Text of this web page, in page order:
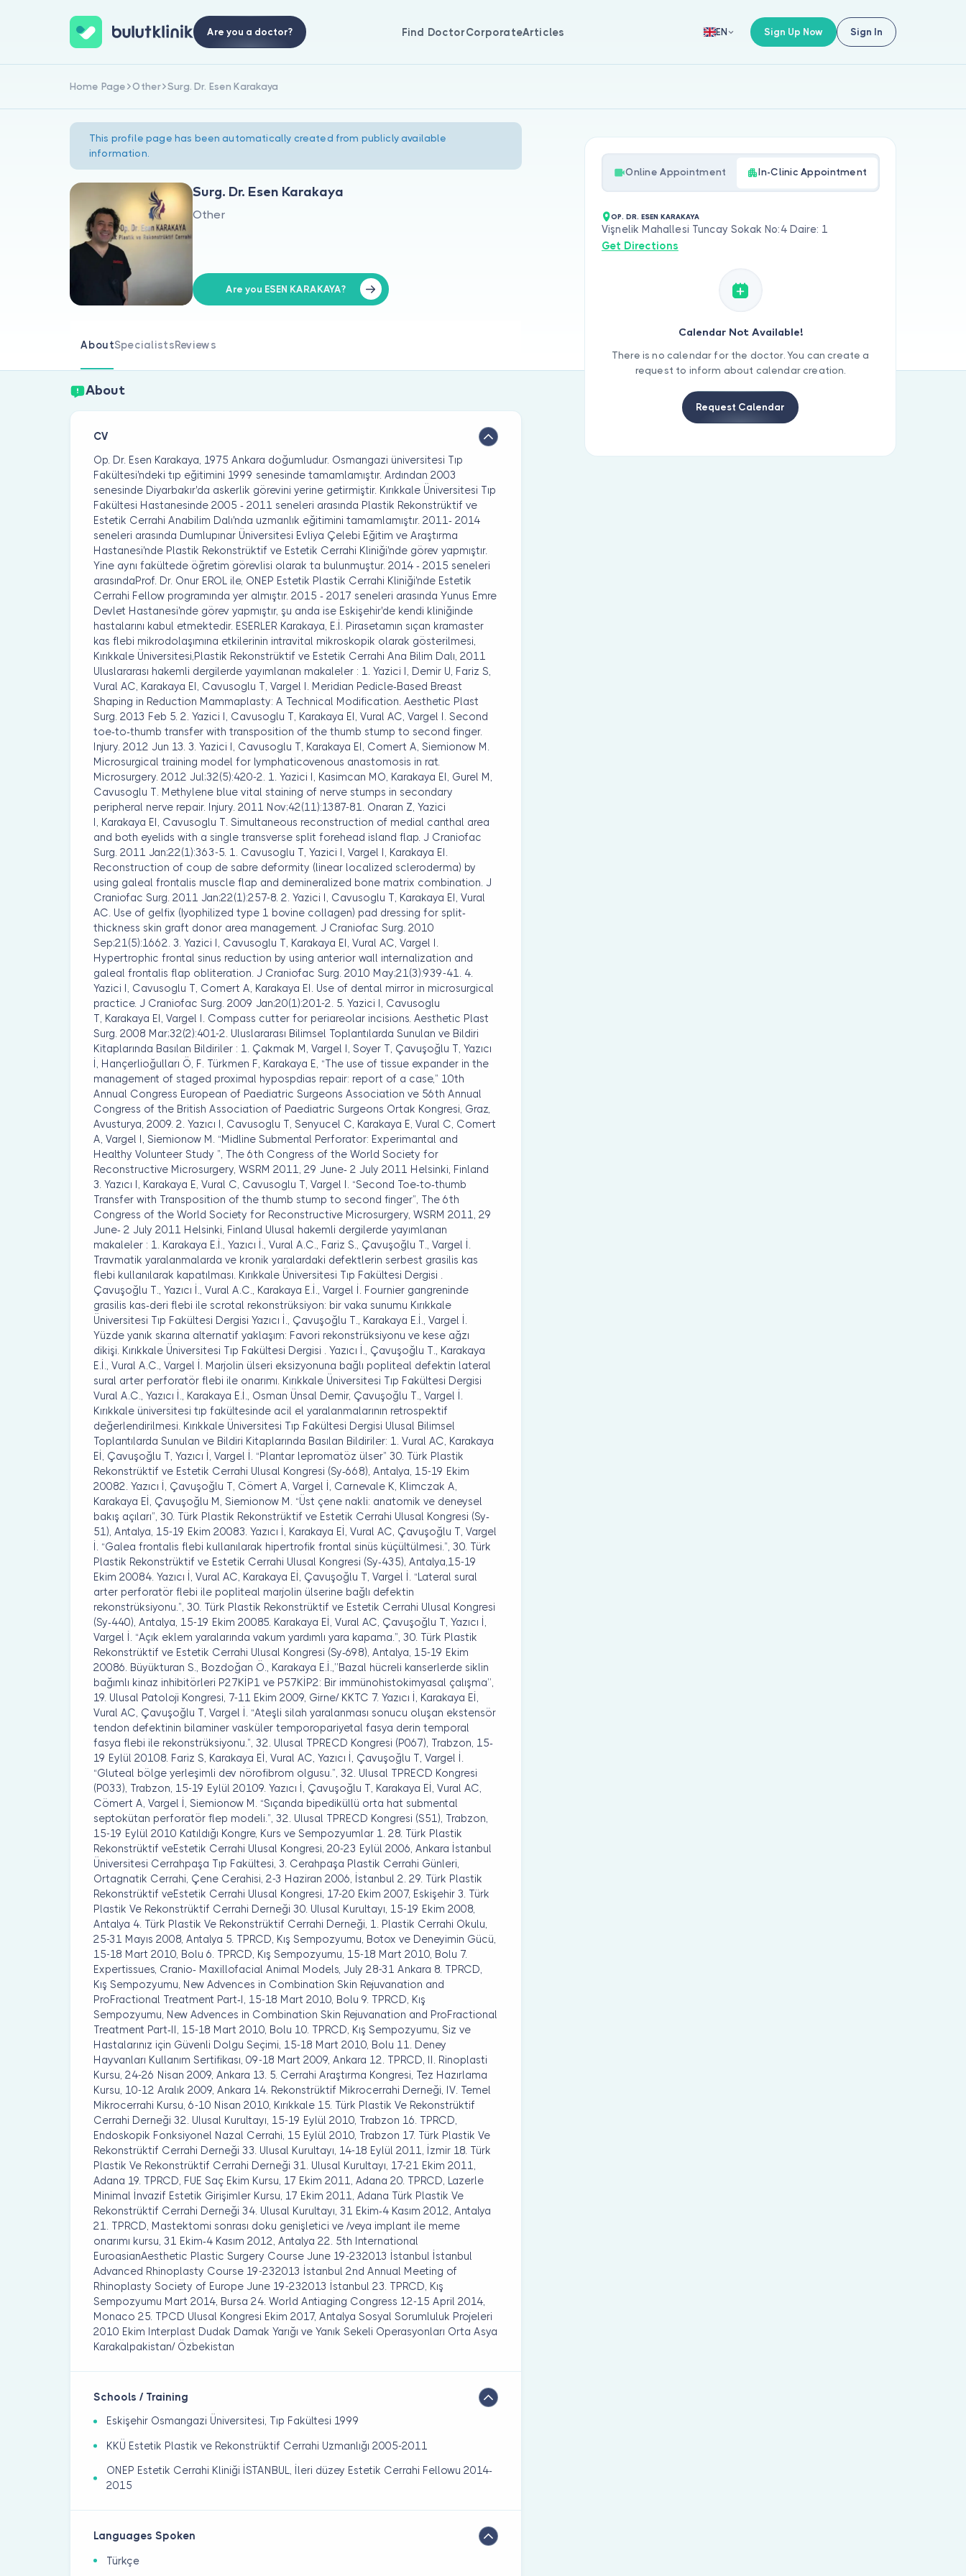
Are you a doctor? Find DoctorCorporateArticles EN Sign Up Now Sign In
Home Page Other Surg. Dr. Esen Karakaya
This profile page has been automatically created from publicly available
information.
Surg. Dr. Esen Karakaya
Other
Are you ESEN KARAKAYA?
AboutSpecialistsReviews
About
CV
Op. Dr. Esen Karakaya, 1975 Ankara doğumludur. Osmangazi üniversitesi Tıp
Fakültesi'ndeki tıp eğitimini 1999 senesinde tamamlamıştır. Ardından 2003
senesinde Diyarbakır'da askerlik görevini yerine getirmiştir. Kırıkkale Üniversitesi Tıp
Fakültesi Hastanesinde 2005 - 2011 seneleri arasında Plastik Rekonstrüktif ve
Estetik Cerrahi Anabilim Dalı'nda uzmanlık eğitimini tamamlamıştır. 2011- 2014
seneleri arasında Dumlupınar Üniversitesi Evliya Çelebi Eğitim ve Araştırma
Hastanesi'nde Plastik Rekonstrüktif ve Estetik Cerrahi Kliniği'nde görev yapmıştır.
Yine aynı fakültede öğretim görevlisi olarak ta bulunmuştur. 2014 - 2015 seneleri
arasındaProf. Dr. Onur EROL ile, ONEP Estetik Plastik Cerrahi Kliniği'nde Estetik
Cerrahi Fellow programında yer almıştır. 2015 - 2017 seneleri arasında Yunus Emre
Devlet Hastanesi'nde görev yapmıştır, şu anda ise Eskişehir'de kendi kliniğinde
hastalarını kabul etmektedir. ESERLER Karakaya, E.İ. Pirasetamın sıçan kramaster
kas flebi mikrodolaşımına etkilerinin intravital mikroskopik olarak gösterilmesi,
Kırıkkale Üniversitesi,Plastik Rekonstrüktif ve Estetik Cerrahi Ana Bilim Dalı, 2011
Uluslararası hakemli dergilerde yayımlanan makaleler : 1. Yazici I, Demir U, Fariz S,
Vural AC, Karakaya EI, Cavusoglu T, Vargel I. Meridian Pedicle-Based Breast
Shaping in Reduction Mammaplasty: A Technical Modification. Aesthetic Plast
Surg. 2013 Feb 5. 2. Yazici I, Cavusoglu T, Karakaya EI, Vural AC, Vargel I. Second
toe-to-thumb transfer with transposition of the thumb stump to second finger.
Injury. 2012 Jun 13. 3. Yazici I, Cavusoglu T, Karakaya EI, Comert A, Siemionow M.
Microsurgical training model for lymphaticovenous anastomosis in rat.
Microsurgery. 2012 Jul;32(5):420-2. 1. Yazici I, Kasimcan MO, Karakaya EI, Gurel M,
Cavusoglu T. Methylene blue vital staining of nerve stumps in secondary
peripheral nerve repair. Injury. 2011 Nov;42(11):1387-81. Onaran Z, Yazici
I, Karakaya EI, Cavusoglu T. Simultaneous reconstruction of medial canthal area
and both eyelids with a single transverse split forehead island flap. J Craniofac
Surg. 2011 Jan;22(1):363-5. 1. Cavusoglu T, Yazici I, Vargel I, Karakaya EI.
Reconstruction of coup de sabre deformity (linear localized scleroderma) by
using galeal frontalis muscle flap and demineralized bone matrix combination. J
Craniofac Surg. 2011 Jan;22(1):257-8. 2. Yazici I, Cavusoglu T, Karakaya EI, Vural
AC. Use of gelfix (lyophilized type 1 bovine collagen) pad dressing for split-
thickness skin graft donor area management. J Craniofac Surg. 2010
Sep;21(5):1662. 3. Yazici I, Cavusoglu T, Karakaya EI, Vural AC, Vargel I.
Hypertrophic frontal sinus reduction by using anterior wall internalization and
galeal frontalis flap obliteration. J Craniofac Surg. 2010 May;21(3):939-41. 4.
Yazici I, Cavusoglu T, Comert A, Karakaya EI. Use of dental mirror in microsurgical
practice. J Craniofac Surg. 2009 Jan;20(1):201-2. 5. Yazici I, Cavusoglu
T, Karakaya EI, Vargel I. Compass cutter for periareolar incisions. Aesthetic Plast
Surg. 2008 Mar;32(2):401-2. Uluslararası Bilimsel Toplantılarda Sunulan ve Bildiri
Kitaplarında Basılan Bildiriler : 1. Çakmak M, Vargel I, Soyer T, Çavuşoğlu T, Yazıcı
İ, Hançerlioğulları Ö, F. Türkmen F, Karakaya E, “The use of tissue expander in the
management of staged proximal hypospdias repair: report of a case,” 10th
Annual Congress European of Paediatric Surgeons Association ve 56th Annual
Congress of the British Association of Paediatric Surgeons Ortak Kongresi, Graz,
Avusturya, 2009. 2. Yazıcı I, Cavusoglu T, Senyucel C, Karakaya E, Vural C, Comert
A, Vargel I, Siemionow M. “Midline Submental Perforator: Experimantal and
Healthy Volunteer Study ”, The 6th Congress of the World Society for
Reconstructive Microsurgery, WSRM 2011, 29 June- 2 July 2011 Helsinki, Finland
3. Yazıcı I, Karakaya E, Vural C, Cavusoglu T, Vargel I. “Second Toe-to-thumb
Transfer with Transposition of the thumb stump to second finger”, The 6th
Congress of the World Society for Reconstructive Microsurgery, WSRM 2011, 29
June- 2 July 2011 Helsinki, Finland Ulusal hakemli dergilerde yayımlanan
makaleler : 1. Karakaya E.İ., Yazıcı İ., Vural A.C., Fariz S., Çavuşoğlu T., Vargel İ.
Travmatik yaralanmalarda ve kronik yaralardaki defektlerin serbest grasilis kas
flebi kullanılarak kapatılması. Kırıkkale Üniversitesi Tıp Fakültesi Dergisi .
Çavuşoğlu T., Yazıcı İ., Vural A.C., Karakaya E.İ., Vargel İ. Fournier gangreninde
grasilis kas-deri flebi ile scrotal rekonstrüksiyon: bir vaka sunumu Kırıkkale
Üniversitesi Tıp Fakültesi Dergisi Yazıcı İ., Çavuşoğlu T., Karakaya E.İ., Vargel İ.
Yüzde yanık skarına alternatif yaklaşım: Favori rekonstrüksiyonu ve kese ağzı
dikişi. Kırıkkale Üniversitesi Tıp Fakültesi Dergisi . Yazıcı İ., Çavuşoğlu T., Karakaya
E.İ., Vural A.C., Vargel İ. Marjolin ülseri eksizyonuna bağlı popliteal defektin lateral
sural arter perforatör flebi ile onarımı. Kırıkkale Üniversitesi Tıp Fakültesi Dergisi
Vural A.C., Yazıcı İ., Karakaya E.İ., Osman Ünsal Demir, Çavuşoğlu T., Vargel İ.
Kırıkkale üniversitesi tıp fakültesinde acil el yaralanmalarının retrospektif
değerlendirilmesi. Kırıkkale Üniversitesi Tıp Fakültesi Dergisi Ulusal Bilimsel
Toplantılarda Sunulan ve Bildiri Kitaplarında Basılan Bildiriler: 1. Vural AC, Karakaya
Eİ, Çavuşoğlu T, Yazıcı İ, Vargel İ. “Plantar lepromatöz ülser” 30. Türk Plastik
Rekonstrüktif ve Estetik Cerrahi Ulusal Kongresi (Sy-668), Antalya, 15-19 Ekim
20082. Yazıcı İ, Çavuşoğlu T, Cömert A, Vargel İ, Carnevale K, Klimczak A,
Karakaya Eİ, Çavuşoğlu M, Siemionow M. “Üst çene nakli: anatomik ve deneysel
bakış açıları”, 30. Türk Plastik Rekonstrüktif ve Estetik Cerrahi Ulusal Kongresi (Sy-
51), Antalya, 15-19 Ekim 20083. Yazıcı İ, Karakaya Eİ, Vural AC, Çavuşoğlu T, Vargel
İ. “Galea frontalis flebi kullanılarak hipertrofik frontal sinüs küçültülmesi.”, 30. Türk
Plastik Rekonstrüktif ve Estetik Cerrahi Ulusal Kongresi (Sy-435), Antalya,15-19
Ekim 20084. Yazıcı İ, Vural AC, Karakaya Eİ, Çavuşoğlu T, Vargel İ. “Lateral sural
arter perforatör flebi ile popliteal marjolin ülserine bağlı defektin
rekonstrüksiyonu.”, 30. Türk Plastik Rekonstrüktif ve Estetik Cerrahi Ulusal Kongresi
(Sy-440), Antalya, 15-19 Ekim 20085. Karakaya Eİ, Vural AC, Çavuşoğlu T, Yazıcı İ,
Vargel İ. “Açık eklem yaralarında vakum yardımlı yara kapama.”, 30. Türk Plastik
Rekonstrüktif ve Estetik Cerrahi Ulusal Kongresi (Sy-698), Antalya, 15-19 Ekim
20086. Büyükturan S., Bozdoğan Ö., Karakaya E.İ.,’’Bazal hücreli kanserlerde siklin
bağımlı kinaz inhibitörleri P27KİP1 ve P57KİP2: Bir immünohistokimyasal çalışma’’,
19. Ulusal Patoloji Kongresi, 7-11 Ekim 2009, Girne/ KKTC 7. Yazıcı İ, Karakaya Eİ,
Vural AC, Çavuşoğlu T, Vargel İ. “Ateşli silah yaralanması sonucu oluşan ekstensör
tendon defektinin bilaminer vasküler temporopariyetal fasya derin temporal
fasya flebi ile rekonstrüksiyonu.”, 32. Ulusal TPRECD Kongresi (P067), Trabzon, 15-
19 Eylül 20108. Fariz S, Karakaya Eİ, Vural AC, Yazıcı İ, Çavuşoğlu T, Vargel İ.
“Gluteal bölge yerleşimli dev nörofibrom olgusu.”, 32. Ulusal TPRECD Kongresi
(P033), Trabzon, 15-19 Eylül 20109. Yazıcı İ, Çavuşoğlu T, Karakaya Eİ, Vural AC,
Cömert A, Vargel İ, Siemionow M. “Sıçanda bipediküllü orta hat submental
septokütan perforatör flep modeli.”, 32. Ulusal TPRECD Kongresi (S51), Trabzon,
15-19 Eylül 2010 Katıldığı Kongre, Kurs ve Sempozyumlar 1. 28. Türk Plastik
Rekonstrüktif veEstetik Cerrahi Ulusal Kongresi, 20-23 Eylül 2006, Ankara İstanbul
Üniversitesi Cerrahpaşa Tıp Fakültesi, 3. Cerahpaşa Plastik Cerrahi Günleri,
Ortagnatik Cerrahi, Çene Cerahisi, 2-3 Haziran 2006, İstanbul 2. 29. Türk Plastik
Rekonstrüktif veEstetik Cerrahi Ulusal Kongresi, 17-20 Ekim 2007, Eskişehir 3. Türk
Plastik Ve Rekonstrüktif Cerrahi Derneği 30. Ulusal Kurultayı, 15-19 Ekim 2008,
Antalya 4. Türk Plastik Ve Rekonstrüktif Cerrahi Derneği, 1. Plastik Cerrahi Okulu,
25-31 Mayıs 2008, Antalya 5. TPRCD, Kış Sempozyumu, Botox ve Deneyimin Gücü,
15-18 Mart 2010, Bolu 6. TPRCD, Kış Sempozyumu, 15-18 Mart 2010, Bolu 7.
Expertissues, Cranio- Maxillofacial Animal Models, July 28-31 Ankara 8. TPRCD,
Kış Sempozyumu, New Advences in Combination Skin Rejuvanation and
ProFractional Treatment Part-I, 15-18 Mart 2010, Bolu 9. TPRCD, Kış
Sempozyumu, New Advences in Combination Skin Rejuvanation and ProFractional
Treatment Part-II, 15-18 Mart 2010, Bolu 10. TPRCD, Kış Sempozyumu, Siz ve
Hastalarınız için Güvenli Dolgu Seçimi, 15-18 Mart 2010, Bolu 11. Deney
Hayvanları Kullanım Sertifikası, 09-18 Mart 2009, Ankara 12. TPRCD, II. Rinoplasti
Kursu, 24-26 Nisan 2009, Ankara 13. 5. Cerrahi Araştırma Kongresi, Tez Hazırlama
Kursu, 10-12 Aralık 2009, Ankara 14. Rekonstrüktif Mikrocerrahi Derneği, IV. Temel
Mikrocerrahi Kursu, 6-10 Nisan 2010, Kırıkkale 15. Türk Plastik Ve Rekonstrüktif
Cerrahi Derneği 32. Ulusal Kurultayı, 15-19 Eylül 2010, Trabzon 16. TPRCD,
Endoskopik Fonksiyonel Nazal Cerrahi, 15 Eylül 2010, Trabzon 17. Türk Plastik Ve
Rekonstrüktif Cerrahi Derneği 33. Ulusal Kurultayı, 14-18 Eylül 2011, İzmir 18. Türk
Plastik Ve Rekonstrüktif Cerrahi Derneği 31. Ulusal Kurultayı, 17-21 Ekim 2011,
Adana 19. TPRCD, FUE Saç Ekim Kursu, 17 Ekim 2011, Adana 20. TPRCD, Lazerle
Minimal İnvazif Estetik Girişimler Kursu, 17 Ekim 2011, Adana Türk Plastik Ve
Rekonstrüktif Cerrahi Derneği 34. Ulusal Kurultayı, 31 Ekim-4 Kasım 2012, Antalya
21. TPRCD, Mastektomi sonrası doku genişletici ve /veya implant ile meme
onarımı kursu, 31 Ekim-4 Kasım 2012, Antalya 22. 5th International
EuroasianAesthetic Plastic Surgery Course June 19-232013 İstanbul İstanbul
Advanced Rhinoplasty Course 19-232013 İstanbul 2nd Annual Meeting of
Rhinoplasty Society of Europe June 19-232013 İstanbul 23. TPRCD, Kış
Sempozyumu Mart 2014, Bursa 24. World Antiaging Congress 12-15 April 2014,
Monaco 25. TPCD Ulusal Kongresi Ekim 2017, Antalya Sosyal Sorumluluk Projeleri
2010 Ekim Interplast Dudak Damak Yarığı ve Yanık Sekeli Operasyonları Orta Asya
Karakalpakistan/ Özbekistan
Schools / Training
Eskişehir Osmangazi Üniversitesi, Tıp Fakültesi 1999
KKÜ Estetik Plastik ve Rekonstrüktif Cerrahi Uzmanlığı 2005-2011
ONEP Estetik Cerrahi Kliniği İSTANBUL, İleri düzey Estetik Cerrahi Fellowu 2014-
2015
Languages Spoken
Türkçe
Online Appointment In-Clinic Appointment
OP. DR. ESEN KARAKAYA
Vişnelik Mahallesi Tuncay Sokak No:4 Daire: 1
Get Directions
Calendar Not Available!
There is no calendar for the doctor. You can create a
request to inform about calendar creation.
Request Calendar